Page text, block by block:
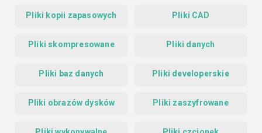
Pliki kopii zapasowych Pliki CAD
Pliki skompresowane Pliki danych
Pliki baz danych Pliki developerskie
Pliki obrazów dysków Pliki zaszyfrowane